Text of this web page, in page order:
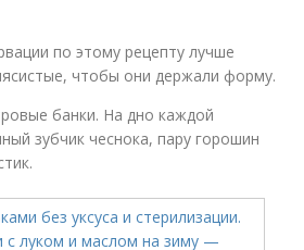
по этому рецепту лучше
чтобы они держали форму.
банки. На дно каждой
зубчик чеснока, пару горошин